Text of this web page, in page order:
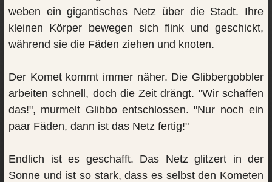
weben ein gigantisches Netz über die Stadt. Ihre
kleinen Körper bewegen sich flink und geschickt,
während sie die Fäden ziehen und knoten.
Der Komet kommt immer näher. Die Glibbergobbler
arbeiten schnell, doch die Zeit drängt. "Wir schaffen
das!", murmelt Glibbo entschlossen. "Nur noch ein
paar Fäden, dann ist das Netz fertig!"
Endlich ist es geschafft. Das Netz glitzert in der
Sonne und ist so stark, dass es selbst den Kometen